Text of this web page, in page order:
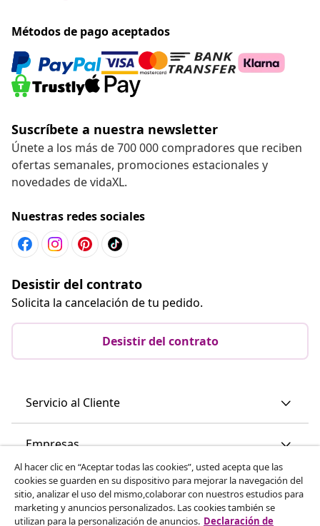
Métodos de pago aceptados
Suscríbete a nuestra newsletter
Únete a los más de 700 000 compradores que reciben
ofertas semanales, promociones estacionales y
novedades de vidaXL.
Nuestras redes sociales
Desistir del contrato
Solicita la cancelación de tu pedido.
Desistir del contrato
Servicio al Cliente
Empresas
vidaXL
Al hacer clic en “Aceptar todas las cookies”, usted acepta que las
cookies se guarden en su dispositivo para mejorar la navegación del
sitio, analizar el uso del mismo,colaborar con nuestros estudios para
marketing y anuncios personalizados. Las cookies también se
utilizan para la personalización de anuncios. Declaración de